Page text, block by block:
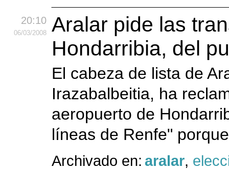
20:10
06/03/2008
Aralar pide las
Hondarribia, del
El cabeza de lista de
Irazabalbeitia, ha
aeropuerto de
líneas de Renfe"
Archivado en: aralar,